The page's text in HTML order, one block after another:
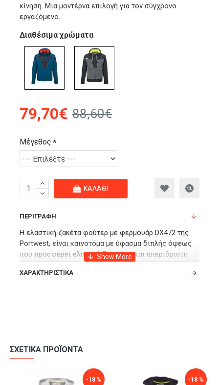
κίνηση. Μια μοντέρνα επιλογή για τον σύγχρονο
εργαζόμενο.
79,70€ 88,60€
Διαθέσιμα χρώματα
Μέγεθος
ΚΑΛΆΘΙ
ΠΕΡΙΓΡΑΦΉ
Η ελαστική ζακέτα φούτερ με φερμουάρ DX472 της
Portwest, είναι καινοτόμα με ύφασμα διπλής όψεως
που προσφέρει ελαφριά ζεστασιά και απεριόριστη
κίνηση. Μια μοντέρνα επιλογή για τον σύγχρονο
εργαζόμενο.
Διαθέτει τσέπες στο στήθος με φερμουάρ, 6 τσέπες
συνολικά για άπλετη αποθήκευση και πλευρικές
ΧΑΡΑΚΤΗΡΙΣΤΙΚΆ
ΣΧΕΤΙΚΆ ΠΡΟΪΌΝΤΑ
-18 % -18 %